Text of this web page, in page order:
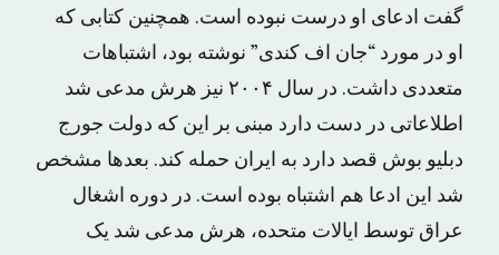
گفت ادعای او درست نبوده است. همچنین کتابی که
او در مورد “جان اف کندی” نوشته بود، اشتباهات
متعددی داشت. در سال ۲۰۰۴ نیز هرش مدعی شد
اطلاعاتی در دست دارد مبنی بر این که دولت جورج
دبلیو بوش قصد دارد به ایران حمله کند. بعدها مشخص
شد این ادعا هم اشتباه بوده است. در دوره اشغال
عراق توسط ایالات متحده، هرش مدعی شد یک